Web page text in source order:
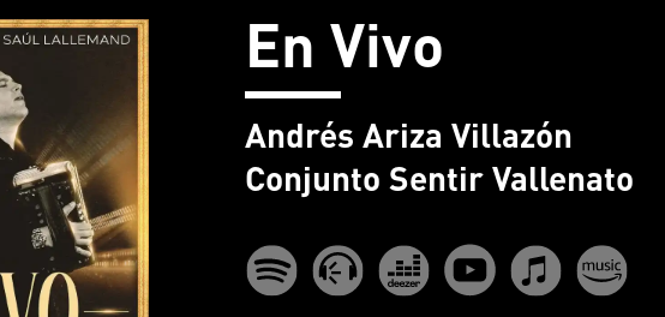
En Vivo
Andrés Ariza Villazón
Conjunto Sentir Vallenato